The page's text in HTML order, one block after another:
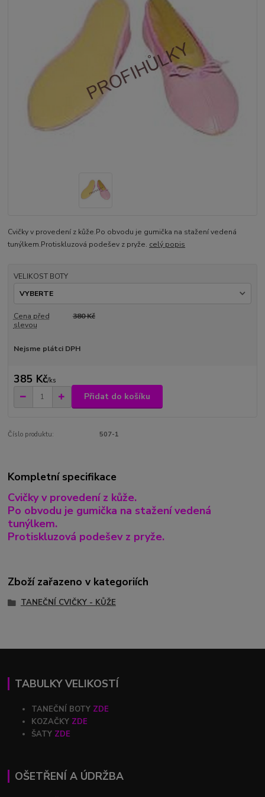
Cvičky v provedení z kůže.Po obvodu je gumička na stažení vedená
tunýlkem.Protiskluzová podešev z pryže. celý popis
VELIKOST BOTY
Cena před
slevou
380 Kč
Nejsme plátci DPH
385 Kč/ks
Přidat do košíku
Číslo produktu: 507-1
Kompletní specifikace
Cvičky v provedení z kůže.
Po obvodu je gumička na stažení vedená
tunýlkem.
Protiskluzová podešev z pryže.
Zboží zařazeno v kategoriích
TANEČNÍ CVIČKY - KŮŽE
TABULKY VELIKOSTÍ
TANEČNÍ BOTY ZDE
KOZAČKY ZDE
ŠATY ZDE
OŠETŘENÍ A ÚDRŽBA